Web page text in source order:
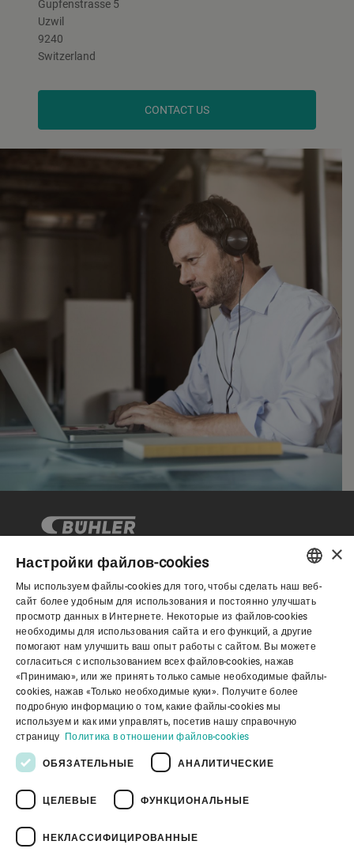
Gupfenstrasse 5
Uzwil
9240
Switzerland
CONTACT US
Корпоративное управление
О нас
Полезные ссылки
Политика конфиденциальности
Youtube Privacy Policy
ENGLISH
SPANISH
GERMAN
FRENCH
PORTUGUESE
×
Настройки файлов-cookies
Мы используем файлы-cookies для того, чтобы сделать наш веб-
сайт более удобным для использования и постоянно улучшать
просмотр данных в Интернете. Некоторые из файлов-cookies
необходимы для использования сайта и его функций, а другие
помогают нам улучшить ваш опыт работы с сайтом. Вы можете
согласиться с использованием всех файлов-cookies, нажав
«Принимаю», или же принять только самые необходимые файлы-
cookies, нажав «Только необходимые куки». Получите более
подробную информацию о том, какие файлы-cookies мы
используем и как ими управлять, посетив нашу справочную
страницу Политика в отношении файлов-cookies
ОБЯЗАТЕЛЬНЫЕ АНАЛИТИЧЕСКИЕ
ЦЕЛЕВЫЕ ФУНКЦИОНАЛЬНЫЕ
НЕКЛАССИФИЦИРОВАННЫЕ